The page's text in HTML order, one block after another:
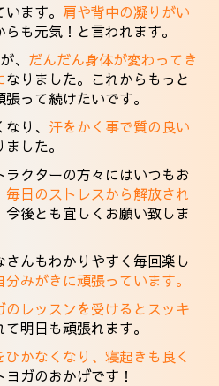
ます。 肩や背中の凝りがい
らも元気！と言われます。
、 だんだん身体が変わってき
なりました。これからもっと
って続けたいです。
なり、汗をかく事で質の良い
ました。
クターの方々にはいつもお
毎日のストレスから解放され
今後とも宜しくお願い致しま
んもわかりやすく毎回楽し
分みがきに頑張っています。
のレッスンを受けるとスッキ
明日も頑張れます。
ひかなくなり、寝起きも良く
ガのおかげです！